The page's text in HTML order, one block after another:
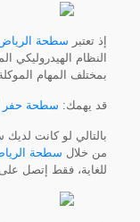
إذ تعتبر سطحة
النظام الهيدروليكي
بمختلف المهام
قد يهمك: سطحة حفر
بالتالي لو كانت
من خلال سطحة
للغاية، فقط إتصل